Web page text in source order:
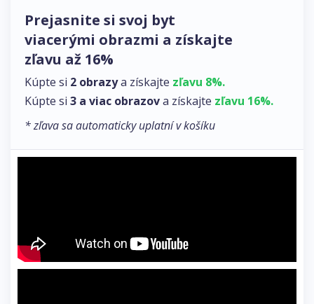
Prejasnite si svoj byt
viacerými obrazmi a získajte
zľavu až 16%
Kúpte si 2 obrazya získajte zľavu 8%.
Kúpte si 3 a viac obrazova získajte zľavu 16%.
* zľava sa automaticky uplatní v košíku